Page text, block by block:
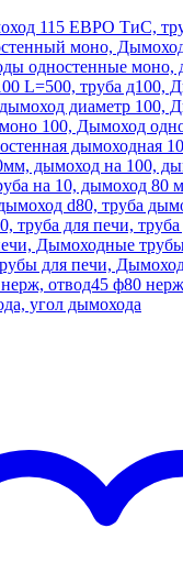
115 ЕВРО ТиС,
моно,
одностенные моно,
L=500, труба д100,
диаметр 100,
100, Дымоход
дымоходная
дымоход на 100,
на 10, дымоход 80
d80, труба
труба для печи, труба
Дымоходные
для печи,
отвод45 ф80
угол дымохода